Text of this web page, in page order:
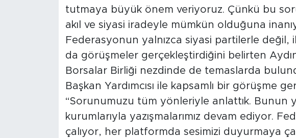
tutmaya büyük önem veriyoruz. Çünkü bu
akıl ve siyasi iradeyle mümkün olduğuna
Federasyonun yalnızca siyasi partilerle değil,
da görüşmeler gerçekleştirdiğini belirten
Borsalar Birliği nezdinde de temaslarda
Başkan Yardımcısı ile kapsamlı bir görüşme
“Sorunumuzu tüm yönleriyle anlattık. Bunun
kurumlarıyla yazışmalarımız devam ediyor.
çalıyor, her platformda sesimizi duyurmaya